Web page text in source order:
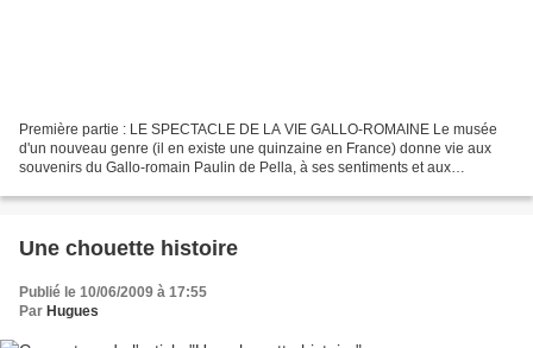
Première partie : LE SPECTACLE DE LA VIE GALLO-ROMAINE Le musée
d'un nouveau genre (il en existe une quinzaine en France) donne vie aux
souvenirs du Gallo-romain Paulin de Pella, à ses sentiments et aux
Une chouette histoire
Publié le 10/06/2009 à 17:55
Par Hugues